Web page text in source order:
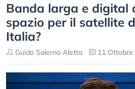
Banda larga e digital
spazio per il satellite
Italia?
Guido Salerno Aletta 11 Ottobre